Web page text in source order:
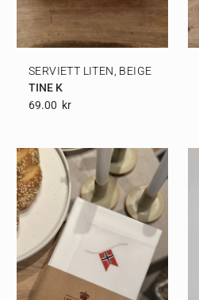
SERVIETT LITEN, BEIGE
TINE K
69.00 Kr